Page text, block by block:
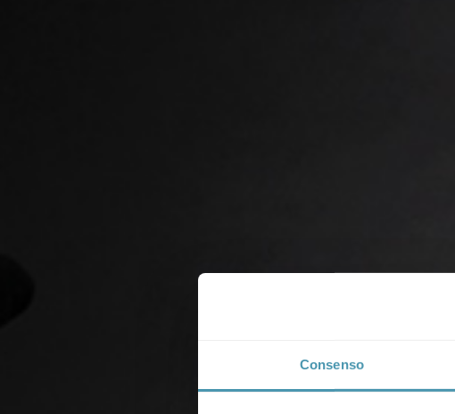
Consenso